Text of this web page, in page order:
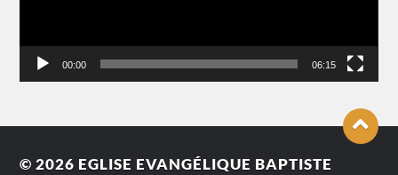
00:00 06:15
© 2026 EGLISE EVANGÉLIQUE BAPTISTE